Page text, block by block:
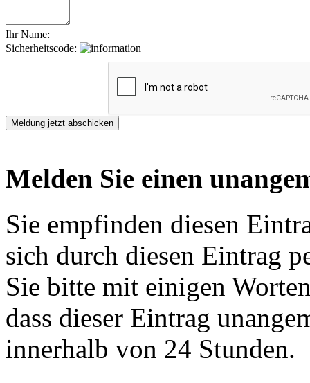
Ihr Name:
Sicherheitscode:
Melden Sie einen
Sie empfinden diesen
sich durch diesen Eintrag
Sie bitte mit einigen
dass dieser Eintrag
innerhalb von 24 Stunden.